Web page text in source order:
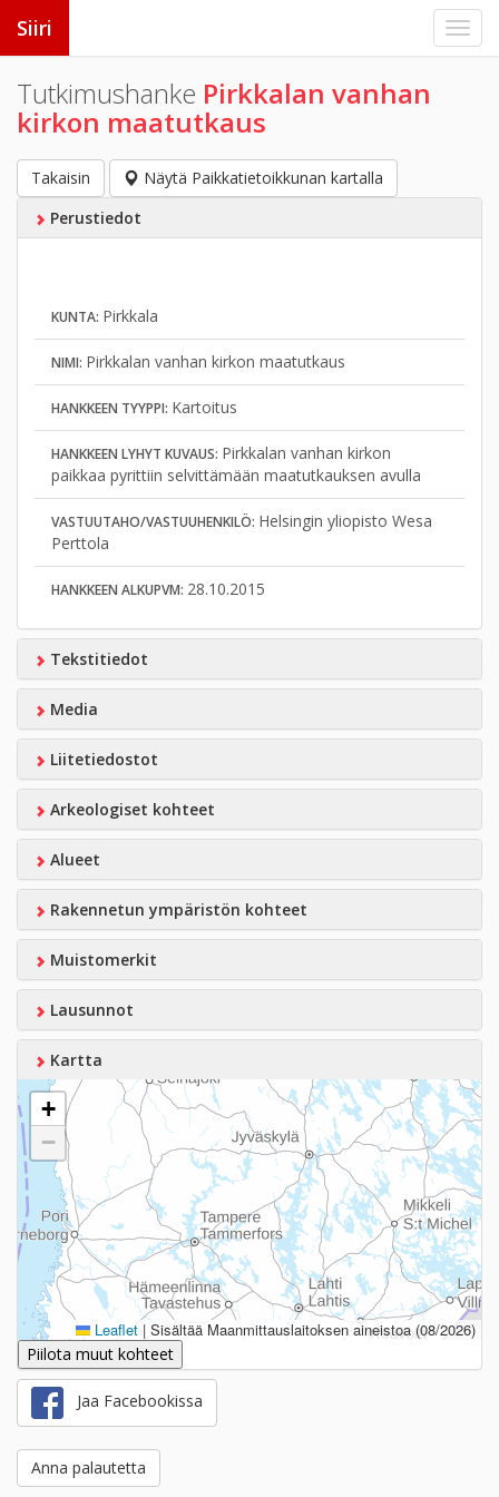
Siiri
Tutkimushanke Pirkkalan vanhan
kirkon maatutkaus
Takaisin
Näytä Paikkatietoikkunan kartalla
Perustiedot
KUNTA: Pirkkala
NIMI: Pirkkalan vanhan kirkon maatutkaus
HANKKEEN TYYPPI: Kartoitus
HANKKEEN LYHYT KUVAUS: Pirkkalan vanhan kirkon
paikkaa pyrittiin selvittämään maatutkauksen avulla
VASTUUTAHO/VASTUUHENKILÖ: Helsingin yliopisto Wesa
Perttola
HANKKEEN ALKUPVM: 28.10.2015
Tekstitiedot
Media
Liitetiedostot
Arkeologiset kohteet
Alueet
Rakennetun ympäristön kohteet
Muistomerkit
Lausunnot
Kartta
+
−
Leaflet | Sisältää Maanmittauslaitoksen aineistoa (08/2026)
Piilota muut kohteet
Jaa Facebookissa
Anna palautetta